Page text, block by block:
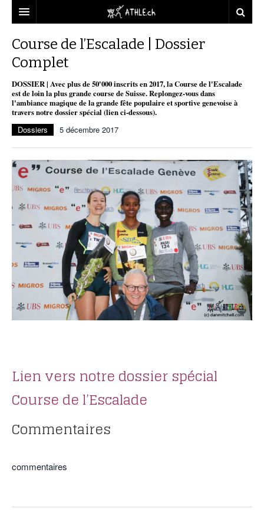
DOSSIERS
CHRONIQUES
TOUT
MICHEL HERREN
REPORTAGES
DOPAGE
GALERIES
STATISTIQUES
STATISTIQUES
MINIMA
PARTENAIRES
CNP
FÉDÉRATION
TOUS SUPPORTERS D’ATHLE.CH !
PUBLICITÉ
VIDEOS
TOUS SUPPORTERS D’ATHLE.CH !
CHARTE ÉDITORIALE
NOUS CONTACTER
POURQUOI ATHLE.CH ?
CNP LAUSANNE/AIGLE
ATHLE.CH RÉGIONS | GENÈVE
ATHLE.CH RÉGIONS | JURA
ATHLE.CH RÉGIONS | VAUD
ATHLE.CH VINTAGE
TIMELINE
BIOGRAPHIES
HIGHLIGHTS
LIVRES
Course de l’Escalade | Dossier
Complet
DOSSIER | Avec plus de 50'000 inscrits en 2017, la Course de l'Escalade
est de loin la plus grande course de Suisse. Replongez-vous dans
l'ambiance magique de la grande fête populaire et sportive genevoise à
travers notre dossier spécial (lien ci-dessous).
Dossiers 5 décembre 2017
Lien vers notre dossier spécial
Course de l’Escalade
Commentaires
commentaires